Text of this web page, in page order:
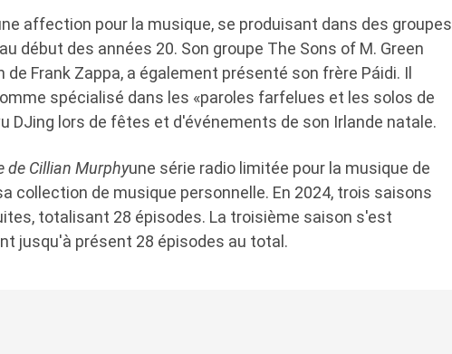
affection pour la musique, se produisant dans des groupes
début des années 20. Son groupe The Sons of M. Green
de Frank Zappa, a également présenté son frère Páidi. Il
spécialisé dans les «paroles farfelues et les solos de
DJing lors de fêtes et d'événements de son Irlande natale.
de Cillian Murphyune série radio limitée pour la musique de
collection de musique personnelle. En 2024, trois saisons
totalisant 28 épisodes. La troisième saison s'est
jusqu'à présent 28 épisodes au total.